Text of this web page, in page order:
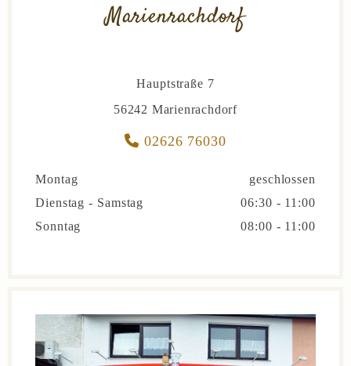
Marienrachdorf
Hauptstraße 7
56242 Marienrachdorf
 02626 76030
Montag
geschlossen
Dienstag - Samstag
06:30 - 11:00
Sonntag
08:00 - 11:00